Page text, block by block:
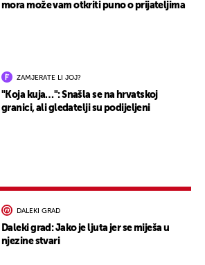
mora može vam otkriti puno o prijateljima
ZAMJERATE LI JOJ?
"Koja kuja…": Snašla se na hrvatskoj
granici, ali gledatelji su podijeljeni
DALEKI GRAD
Daleki grad: Jako je ljuta jer se miješa u
njezine stvari